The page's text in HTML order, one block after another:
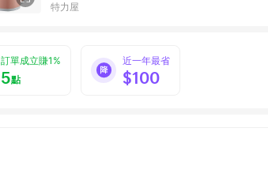
特力屋
訂單成立賺1%
5點
近一年最省
$100